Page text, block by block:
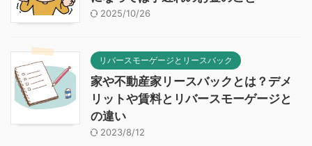
2025/10/26
リバースモーゲージとリースバック
家や不動産家リースバックとは？デメ
リットや賃料とリバースモーゲージと
の違い
2023/8/12